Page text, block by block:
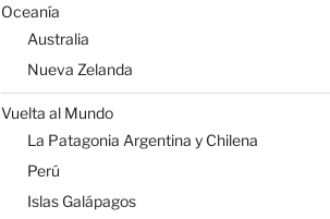
Oceanía
Australia
Nueva Zelanda
Vuelta al Mundo
La Patagonia Argentina y Chilena
Perú
Islas Galápagos